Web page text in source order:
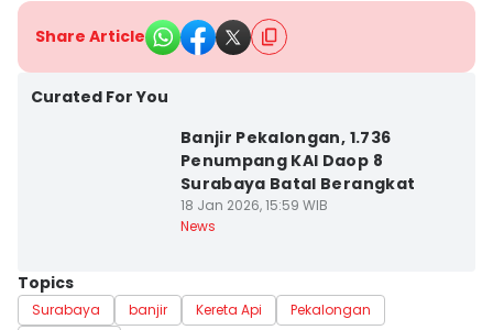
Share Article
Curated For You
Banjir Pekalongan, 1.736
Penumpang KAI Daop 8
Surabaya Batal Berangkat
18 Jan 2026, 15:59 WIB
News
Topics
Surabaya banjir Kereta Api
Pekalongan